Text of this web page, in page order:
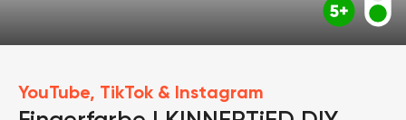
YouTube, TikTok & Instagram